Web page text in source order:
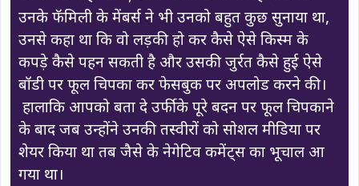
उनके फॅमिली के मेंबर्स ने भी उनको बहुत कुछ सुनाया था,
उनसे कहा था कि वो लड़की हो कर कैसे ऐसे किस्म के
कपड़े कैसे पहन सकती है और उसकी जुर्रत कैसे हुई ऐसे
बॉडी पर फूल चिपका कर फेसबुक पर अपलोड करने की।
हालाकि आपको बता दे उर्फी के पूरे बदन पर फूल चिपकाने
के बाद जब उन्होंने उनकी तस्वीरों को सोशल मीडिया पर
शेयर किया था तब जैसे के नेगेटिव कमेंट्स का भूचाल आ
गया था।